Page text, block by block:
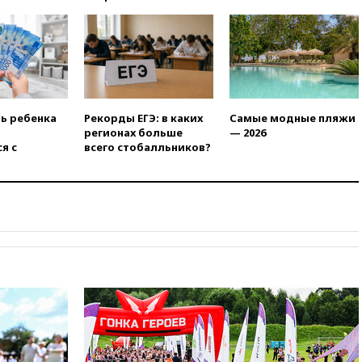
12:51
Россия планирует
запустить групповые
безвизовые турпоездки для
Вьетнама
Экспорт растворимого
кофе из России достиг
рекордных показателей
12:30
Российские войска
взяли под контроль село
области
открытия второго маршрута в
Ормузском проливе
11:48 Жители Москвы и
Подмосковья сообщили о
ребенка
с
Рекорды ЕГЭ: в каких
регионах больше
всего стобалльников?
Самые модные пляжи
— 2026